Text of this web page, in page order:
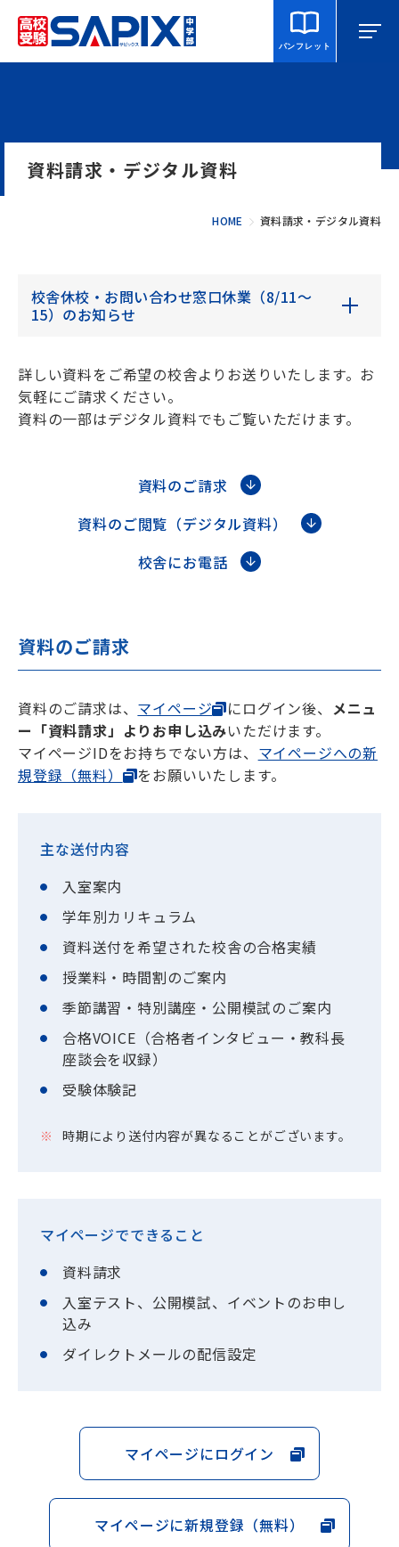
パンフレット
合格・進学実績
海外生・帰国生
プライバシーポリシー
SAPIX中学部公式SNS
資料請求・デジタル資料
HOME 資料請求・デジタル資料
校舎休校・お問い合わせ窓口休業（8/11～
15）のお知らせ
詳しい資料をご希望の校舎よりお送りいたします。お
気軽にご請求ください。
資料の一部はデジタル資料でもご覧いただけます。
資料のご請求
資料のご閲覧（デジタル資料）
校舎にお電話
資料のご請求
資料のご請求は、 マイページ にログイン後、 メニュ
ー「資料請求」よりお申し込みいただけます。
マイページIDをお持ちでない方は、 マイページへの新
規登録（無料）
をお願いいたします。
主な送付内容
入室案内
学年別カリキュラム
資料送付を希望された校舎の合格実績
授業料・時間割のご案内
季節講習・特別講座・公開模試のご案内
合格VOICE（合格者インタビュー・教科長
座談会を収録）
受験体験記
時期により送付内容が異なることがございます。
マイページでできること
資料請求
入室テスト、公開模試、イベントのお申し
込み
ダイレクトメールの配信設定
マイページにログイン
マイページに新規登録（無料）